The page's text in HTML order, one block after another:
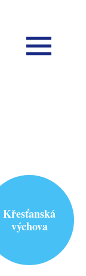
Křesťanská
výchova